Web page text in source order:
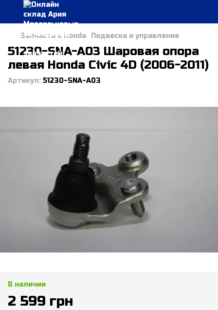
Запчасти к Honda Подвеска и управление
51230-SNA-A03 Шаровая опора
левая Honda Civic 4D (2006-2011)
Артикул: 51230-SNA-A03
В наличии
2 599 грн